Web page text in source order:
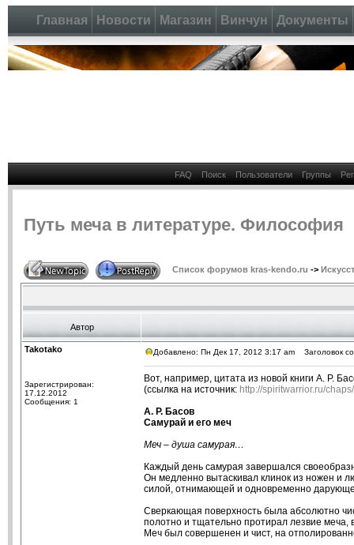
Главная Новости Магазин Винчун Документы
FAQ Поиск Пользователи Группы
Путь меча в литературе. Философия
Список форумов kras-kendo.ru ->
Автор
Takotako
Зарегистрирован:
17.12.2012
Сообщения: 1
Добавлено: Пн Дек 17, 2012 3:17 am Заголовок
Вот, например, цитата из новой книги А. Р.
(ссылка на источник: http://spiritwarrior.ru/
А. Р. Басов
Самурай и его меч
Меч – душа самурая…
Каждый день самурая завершался
Он медленно вытаскивал клинок из ножен и
силой, отнимающей и одновременно
Сверкающая поверхность была абсолютно
полотно и тщательно протирал лезвие меча,
Меч был совершенен и чист, на